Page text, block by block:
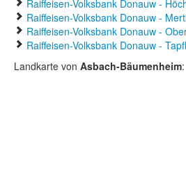
Raiffeisen-Volksbank Donauw -
Raiffeisen-Volksbank Donauw -
Raiffeisen-Volksbank Donauw -
Raiffeisen-Volksbank Donauw -
Landkarte von Asbach-Bäumenheim: